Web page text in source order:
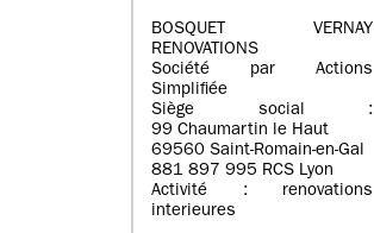
BOSQUET VERNAY
RENOVATIONS
Société par Actions
Simplifiée
Siège social :
99 Chaumartin le Haut
69560 Saint-Romain-en-Gal
881 897 995 RCS Lyon
Activité : renovations
interieures